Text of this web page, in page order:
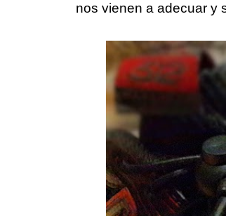
nos vienen a adecuar y